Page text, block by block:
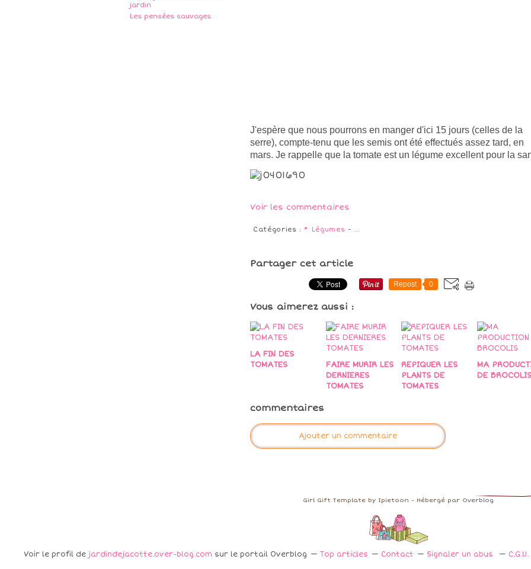
jardin
Les pensées sauvages
J'espère que nous pourrons en manger d'ici 15 jours (celles de la
serre), compte-tenu que les semis ont été effectués assez tard, en
mars. Je rappelle que la tomate est un légume excellent pour la
Voir les commentaires
Catégories :* Légumes - …
Partager cet article
Repost 0
Vous aimerez aussi :
LA FIN DES
TOMATES
FAIRE MURIR LES
DERNIERES
TOMATES
REPIQUER LES
PLANTS DE
TOMATES
MA
DE BROCOLIS
commentaires
Ajouter un commentaire
Girl Gift Template by Ipietoon - Hébergé par Overblog
Voir le profil de jardindejacotte.over-blog.com sur le portail Overblog Top articles Contact Signaler un abus C.G.U.